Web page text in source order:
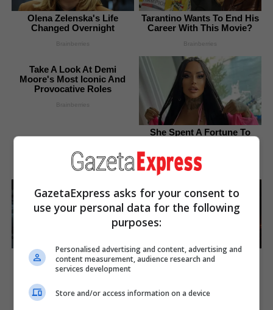
Olena Zelenska's Life
Changed Overnight
Brainberries
Tarantino Wants To End His
Career With This Movie?
Brainberries
Take A Look At Demi
Moore's Most Iconic And
Provocative Roles
Brainberries
She Spent A Fortune To
Brainberries
Unleashing Her Passion:
Demi Moore's 8 Sultriest
Movie Roles!
Brainberries
How Does "Darkest Hour"
Spotted Secrets That No
Brainberries
GazetaExpress asks for your consent to
use your personal data for the following
purposes:
Personalised advertising and content, advertising and
content measurement, audience research and
services development
Store and/or access information on a device